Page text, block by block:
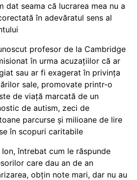
dat seama că lucrarea mea nu a
în adevăratul sens al
profesor de la Cambridge
în urma acuzațiilor că ar
sau ar fi exagerat în privința
sale, promovate printr-o
de viață marcată de un
de autism, zeci de
parcurse și milioane de lire
în scopuri caritabile
Ion, întrebat cum le răspunde
care dau an de an
obțin note mari, dar nu au